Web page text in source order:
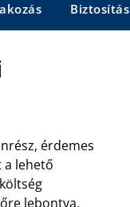
Biztosítás
érdemes
a lehető
lebontva,